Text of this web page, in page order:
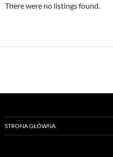
There were no listings found.
STRONA GŁÓWNA